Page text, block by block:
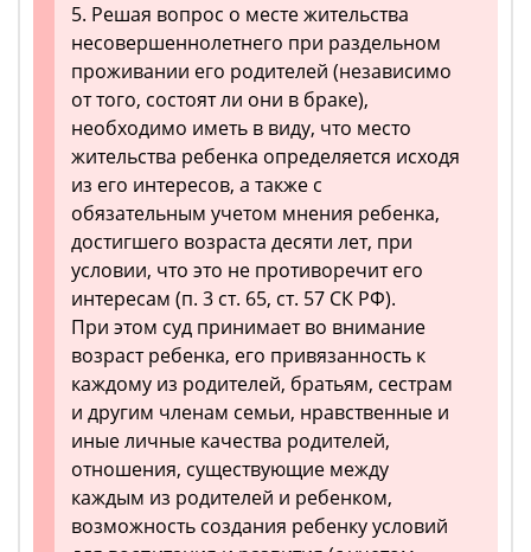
5. Решая вопрос о месте жительства
несовершеннолетнего при раздельном
проживании его родителей (независимо
от того, состоят ли они в браке),
необходимо иметь в виду, что место
жительства ребенка определяется исходя
из его интересов, а также с
обязательным учетом мнения ребенка,
достигшего возраста десяти лет, при
условии, что это не противоречит его
интересам (п. 3 ст. 65, ст. 57 СК РФ).
При этом суд принимает во внимание
возраст ребенка, его привязанность к
каждому из родителей, братьям, сестрам
и другим членам семьи, нравственные и
иные личные качества родителей,
отношения, существующие между
каждым из родителей и ребенком,
возможность создания ребенку условий